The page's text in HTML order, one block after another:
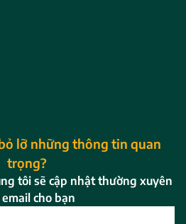
lỡ những thông tin quan
trọng?
tôi sẽ cập nhật thường xuyên
cho bạn